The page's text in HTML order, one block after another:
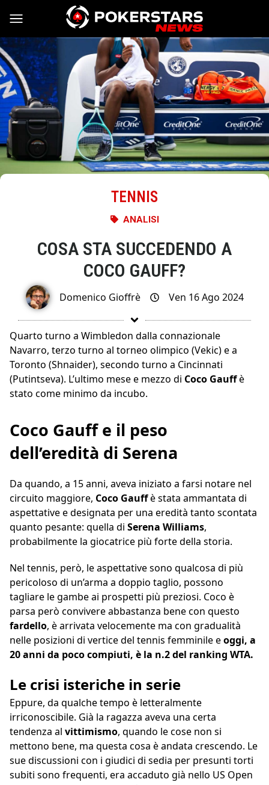
Vai al contenuto
TENNIS
ANALISI
COSA STA SUCCEDENDO A
COCO GAUFF?
Domenico Gioffrè Ven 16 Ago 2024
Quarto turno a Wimbledon dalla connazionale
Navarro, terzo turno al torneo olimpico (Vekic) e a
Toronto (Shnaider), secondo turno a Cincinnati
(Putintseva). L’ultimo mese e mezzo di Coco Gauffè
stato come minimo da incubo.
Coco Gauff e il peso
dell’eredità di Serena
Da quando, a 15 anni, aveva iniziato a farsi notare nel
circuito maggiore, Coco Gauffè stata ammantata di
aspettative e designata per una eredità tanto scontata
quanto pesante: quella di Serena Williams,
probabilmente la giocatrice più forte della storia.
Nel tennis, però, le aspettative sono qualcosa di più
pericoloso di un’arma a doppio taglio, possono
tagliare le gambe ai prospetti più preziosi. Coco è
parsa però convivere abbastanza bene con questo
fardello, è arrivata velocemente ma con gradualità
nelle posizioni di vertice del tennis femminile eoggi, a
20 anni da poco compiuti, è la n.2 del ranking WTA.
Le crisi isteriche in serie
Eppure, da qualche tempo è letteralmente
irriconoscibile. Già la ragazza aveva una certa
tendenza al vittimismo, quando le cose non si
mettono bene, ma questa cosa è andata crescendo. Le
sue discussioni con i giudici di sedia per presunti torti
subiti sono frequenti, era accaduto già nello US Open